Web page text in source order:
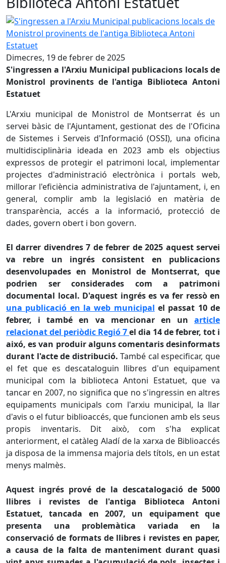
S'ingressen a l'Arxiu Municipal publicacions locals de
Dimecres, 19 de febrer de 2025
S'ingressen a l'Arxiu Municipal publicacions locals de
Monistrol provinents de l'antiga Biblioteca Antoni
Estatuet
L'Arxiu municipal de Monistrol de Montserrat és un
servei bàsic de l'Ajuntament, gestionat des de l'Oficina
de Sistemes i Serveis d'Informació (OSSI), una oficina
multidisciplinària ideada en 2023 amb els objectius
expressos de protegir el patrimoni local, implementar
projectes d'administració electrònica i portals web,
millorar l'eficiència administrativa de l'ajuntament, i, en
general, complir amb la legislació en matèria de
transparència, accés a la informació, protecció de
dades, govern obert i bon govern.
El darrer divendres 7 de febrer de 2025 aquest servei
va rebre un ingrés consistent en publicacions
desenvolupades en Monistrol de Montserrat, que
podrien ser considerades com a patrimoni
documental local. D'aquest ingrés es va fer ressò en
una publicació en la web municipal el passat 10 de
febrer, i també en va mencionar en un article
relacionat del periòdic Regió 7el dia 14 de febrer, tot i
aixó, es van produir alguns comentaris desinformats
durant l'acte de distribució.També cal especificar, que
el fet que es descataloguin llibres d'un equipament
municipal com la biblioteca Antoni Estatuet, que va
tancar en 2007, no significa que no s'ingressin en altres
equipaments municipals com l'arxiu municipal, la llar
d'avis o el futur biblioaccés, que funcionen amb els seus
propis inventaris. Dit això, com s'ha explicat
anteriorment, el catàleg Aladí de la xarxa de Biblioaccés
ja disposa de la immensa majoria dels títols, en un estat
menys malmès.
Aquest ingrés prové de la descatalogació de 5000
llibres i revistes de l'antiga Biblioteca Antoni
Estatuet, tancada en 2007, un equipament que
presenta una problemàtica variada en la
conservació de formats de llibres i revistes en paper,
a causa de la falta de manteniment durant quasi